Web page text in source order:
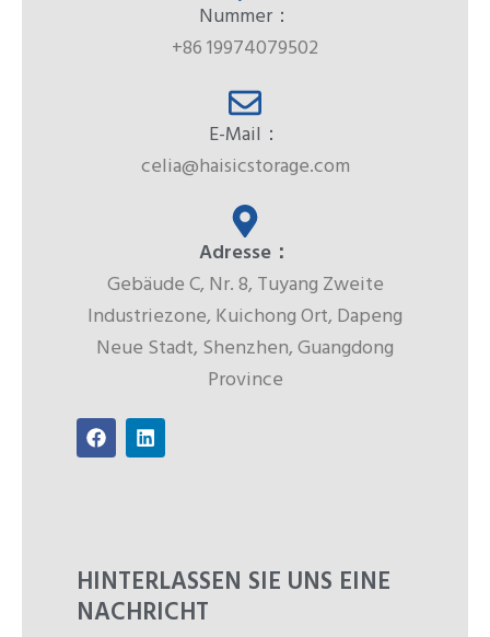
Nummer：
+86 19974079502
E-Mail：
celia@haisicstorage.com
Adresse：
Gebäude C, Nr. 8, Tuyang Zweite
Industriezone, Kuichong Ort, Dapeng
Neue Stadt, Shenzhen, Guangdong
Province
F
a
c
k
L
i
n
n
HINTERLASSEN SIE UNS EINE
NACHRICHT